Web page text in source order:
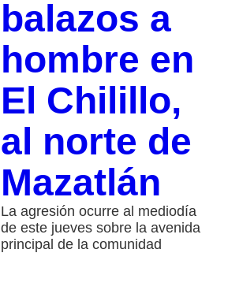
balazos a
hombre en
El Chilillo,
al norte de
Mazatlán
La agresión ocurre al mediodía
de este jueves sobre la avenida
principal de la comunidad